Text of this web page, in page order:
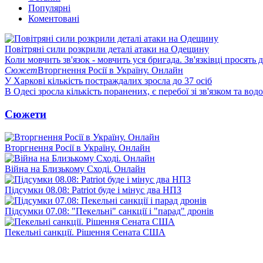
Популярні
Коментовані
Повітряні сили розкрили деталі атаки на Одещину
Коли мовчить зв'язок - мовчить уся бригада. Зв'язківці просять
СюжетВторгнення Росії в Україну. Онлайн
У Харкові кількість постраждалих зросла до 37 осіб
В Одесі зросла кількість поранених, є перебої зі зв'язком та
Сюжети
Вторгнення Росії в Україну. Онлайн
Війна на Близькому Сході. Онлайн
Підсумки 08.08: Patriot буде і мінус два НПЗ
Підсумки 07.08: "Пекельні" санкції і "парад" дронів
Пекельні санкції. Рішення Сената США